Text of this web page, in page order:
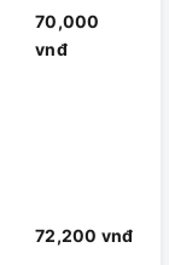
70,000
vnđ
72,200 vnđ